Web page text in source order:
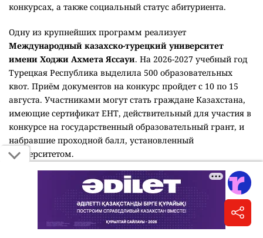
конкурсах, а также социальный статус абитуриента.
Одну из крупнейших программ реализует
Международный казахско-турецкий университет
имени Ходжи Ахмета Яссауи. На 2026-2027 учебный год
Турецкая Республика выделила 500 образовательных
квот. Приём документов на конкурс пройдет с 10 по 15
августа. Участниками могут стать граждане Казахстана,
имеющие сертификат ЕНТ, действительный для участия в
конкурсе на государственный образовательный грант, и
набравшие проходной балл, установленный
университетом.
Кызылординский университет имени Коркыт ата
выделил 125 внутренних грантов победителям олимпиад
по IT-направлениям, проектов и конкурсов среди
талантливых школьников. Кроме того, два выпускника